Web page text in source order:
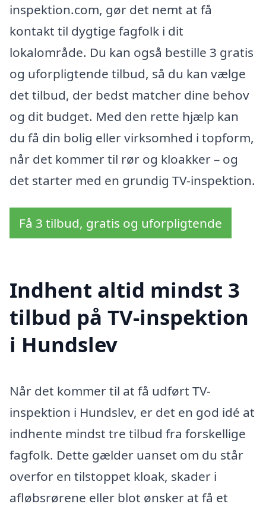
inspektion.com, gør det nemt at få
kontakt til dygtige fagfolk i dit
lokalområde. Du kan også bestille 3 gratis
og uforpligtende tilbud, så du kan vælge
det tilbud, der bedst matcher dine behov
og dit budget. Med den rette hjælp kan
du få din bolig eller virksomhed i topform,
når det kommer til rør og kloakker – og
det starter med en grundig TV-inspektion.
Få 3 tilbud, gratis og uforpligtende
Indhent altid mindst 3
tilbud på TV-inspektion
i Hundslev
Når det kommer til at få udført TV-
inspektion i Hundslev, er det en god idé at
indhente mindst tre tilbud fra forskellige
fagfolk. Dette gælder uanset om du står
overfor en tilstoppet kloak, skader i
afløbsrørene eller blot ønsker at få et